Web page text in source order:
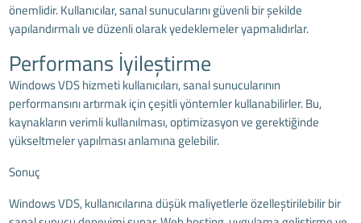
önemlidir. Kullanıcılar, sanal sunucularını güvenli bir şekilde
yapılandırmalı ve düzenli olarak yedeklemeler yapmalıdırlar.
Performans İyileştirme
Windows VDS hizmetikullanıcıları, sanal sunucularının
performansını artırmak için çeşitli yöntemler kullanabilirler. Bu,
kaynakların verimli kullanılması, optimizasyon ve gerektiğinde
yükseltmeler yapılması anlamına gelebilir.
Sonuç
Windows VDS, kullanıcılarına düşük maliyetlerle özelleştirilebilir bir